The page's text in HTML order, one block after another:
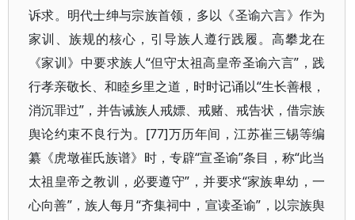
诉求。明代士绅与宗族首领，多以《圣谕六言》作为
家训、族规的核心，引导族人遵行践履。高攀龙在
《家训》中要求族人“但守太祖高皇帝圣谕六言”，践
行孝亲敬长、和睦乡里之道，时时记诵以“生长善根，
消沉罪过”，并告诫族人戒嫖、戒赌、戒告状，借宗族
舆论约束不良行为。[77]万历年间，江苏崔三锡等编
纂《虎墩崔氏族谱》时，专辟“宣圣谕”条目，称“此当
太祖皇帝之教训，必要遵守”，并要求“家族卑幼，一
心向善”，族人每月“齐集祠中，宣读圣谕”，以宗族舆